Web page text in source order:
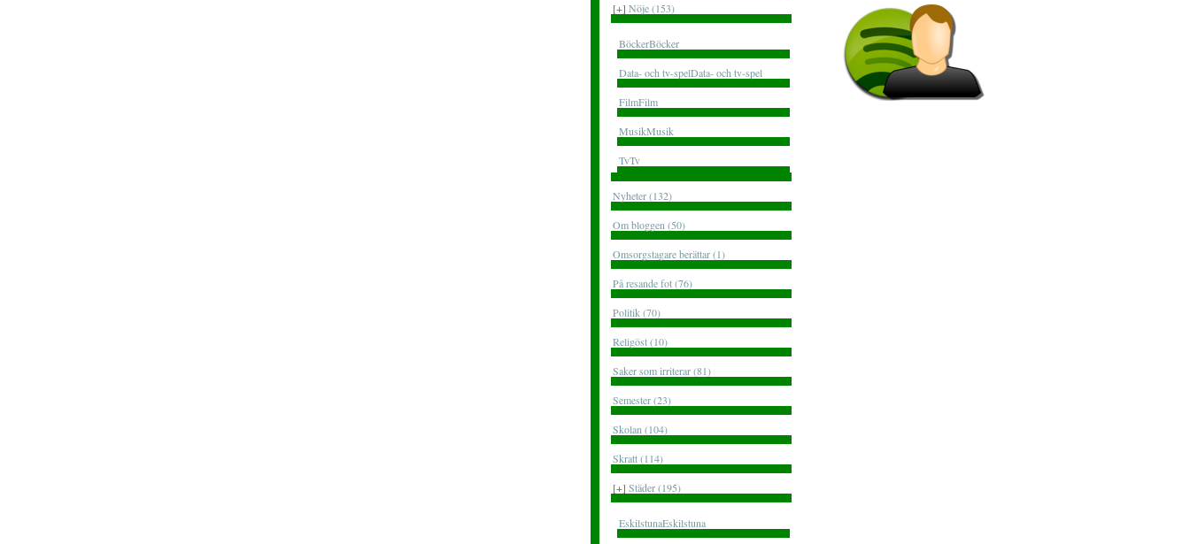
[+] Nöje (153)
BöckerBöcker
Data- och tv-spelData- och tv-spel
FilmFilm
MusikMusik
TvTv
Nyheter (132)
Om bloggen (50)
Omsorgstagare berättar (1)
På resande fot (76)
Politik (70)
Religöst (10)
Saker som irriterar (81)
Semester (23)
Skolan (104)
Skratt (114)
[+] Städer (195)
EskilstunaEskilstuna